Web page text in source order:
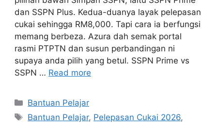
dan SSPN Plus. Kedua-duanya layak pelepasan
cukai sehingga RM8,000. Tapi cara ia berfungsi
memang berbeza. Azura dah semak portal
rasmi PTPTN dan susun perbandingan ni
supaya anda pilih yang betul. SSPN Prime vs
SSPN … Read more
Categories
Bantuan Pelajar
Tags
Bantuan Pelajar, Pelepasan Cukai 2026,